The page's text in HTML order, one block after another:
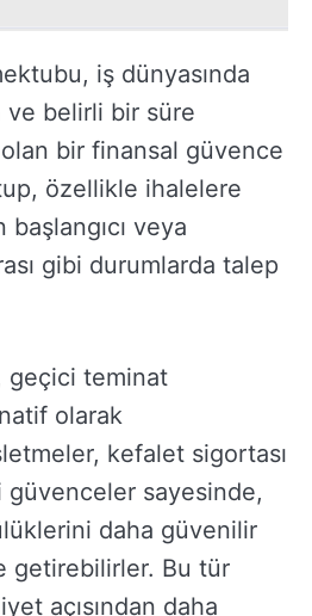
iş dünyasında
ve belirli bir süre
bir finansal güvence
özellikle ihalelere
başlangıcı veya
gibi durumlarda talep
geçici teminat
olarak
kefalet sigortası
sayesinde,
daha güvenilir
getirebilirler. Bu tür
açısından daha